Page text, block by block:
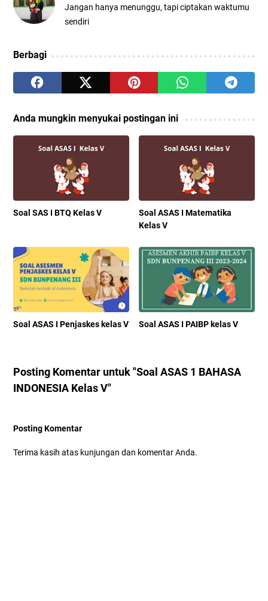
Jangan hanya menunggu, tapi ciptakan waktumu
sendiri
Berbagi
Anda mungkin menyukai postingan ini
Soal SAS I BTQ Kelas V
Soal ASAS I Matematika
Kelas V
Soal ASAS I Penjaskes kelas V Soal ASAS I PAIBP kelas V
Posting Komentar untuk "Soal ASAS 1 BAHASA
INDONESIA Kelas V"
Posting Komentar
Terima kasih atas kunjungan dan komentar Anda.